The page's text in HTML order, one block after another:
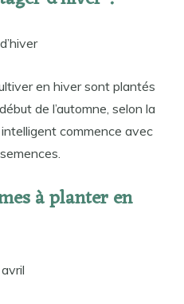
en hiver sont plantés
de l’automne, selon la
commence avec
à planter en